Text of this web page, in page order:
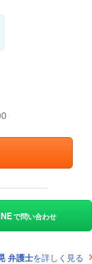
で問い合わせ
弁護士を詳しく見る